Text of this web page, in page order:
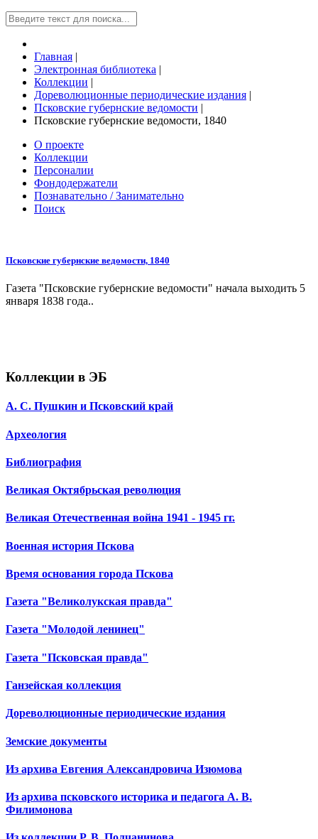
Главная |
Электронная библиотека |
Коллекции |
Дореволюционные периодические издания |
Псковские губернские ведомости |
Псковские губернские ведомости, 1840
О проекте
Коллекции
Персоналии
Фондодержатели
Познавательно / Занимательно
Поиск
Псковские губернские ведомости, 1840
Газета "Псковские губернские ведомости" начала выходить 5
января 1838 года..
Коллекции в ЭБ
А. С. Пушкин и Псковский край
Археология
Библиография
Великая Октябрьская революция
Великая Отечественная война 1941 - 1945 гг.
Военная история Пскова
Время основания города Пскова
Газета "Великолукская правда"
Газета "Молодой ленинец"
Газета "Псковская правда"
Ганзейская коллекция
Дореволюционные периодические издания
Земские документы
Из архива Евгения Александровича Изюмова
Из архива псковского историка и педагога А. В.
Филимонова